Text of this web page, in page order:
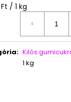
/ 1 kg
: Kilós
1 kg
CSOKI ÍZŰ